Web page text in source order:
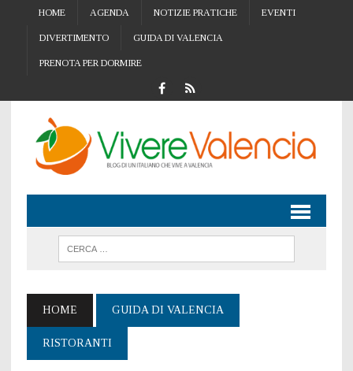
HOME AGENDA NOTIZIE PRATICHE EVENTI
DIVERTIMENTO GUIDA DI VALENCIA
PRENOTA PER DORMIRE
HOME GUIDA DI VALENCIA
RISTORANTI